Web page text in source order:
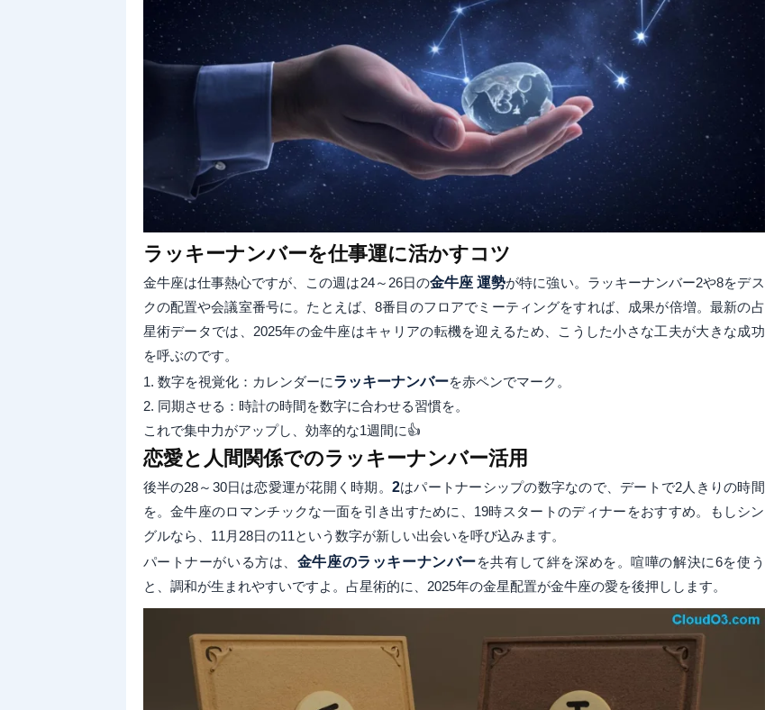
ラッキーナンバーを仕事運に活かすコツ
金牛座は仕事熱心ですが、この週は24～26日の金牛座 運勢が特に強い。ラッキーナンバー2や8をデス
クの配置や会議室番号に。たとえば、8番目のフロアでミーティングをすれば、成果が倍増。最新の占
星術データでは、2025年の金牛座はキャリアの転機を迎えるため、こうした小さな工夫が大きな成功
を呼ぶのです。
1. 数字を視覚化：カレンダーにラッキーナンバーを赤ペンでマーク。
2. 同期させる：時計の時間を数字に合わせる習慣を。
これで集中力がアップし、効率的な1週間に👍
恋愛と人間関係でのラッキーナンバー活用
後半の28～30日は恋愛運が花開く時期。 2はパートナーシップの数字なので、デートで2人きりの時間
を。金牛座のロマンチックな一面を引き出すために、19時スタートのディナーをおすすめ。もしシン
グルなら、11月28日の11という数字が新しい出会いを呼び込みます。
パートナーがいる方は、 金牛座のラッキーナンバーを共有して絆を深めを。喧嘩の解決に6を使う
と、調和が生まれやすいですよ。占星術的に、2025年の金星配置が金牛座の愛を後押しします。